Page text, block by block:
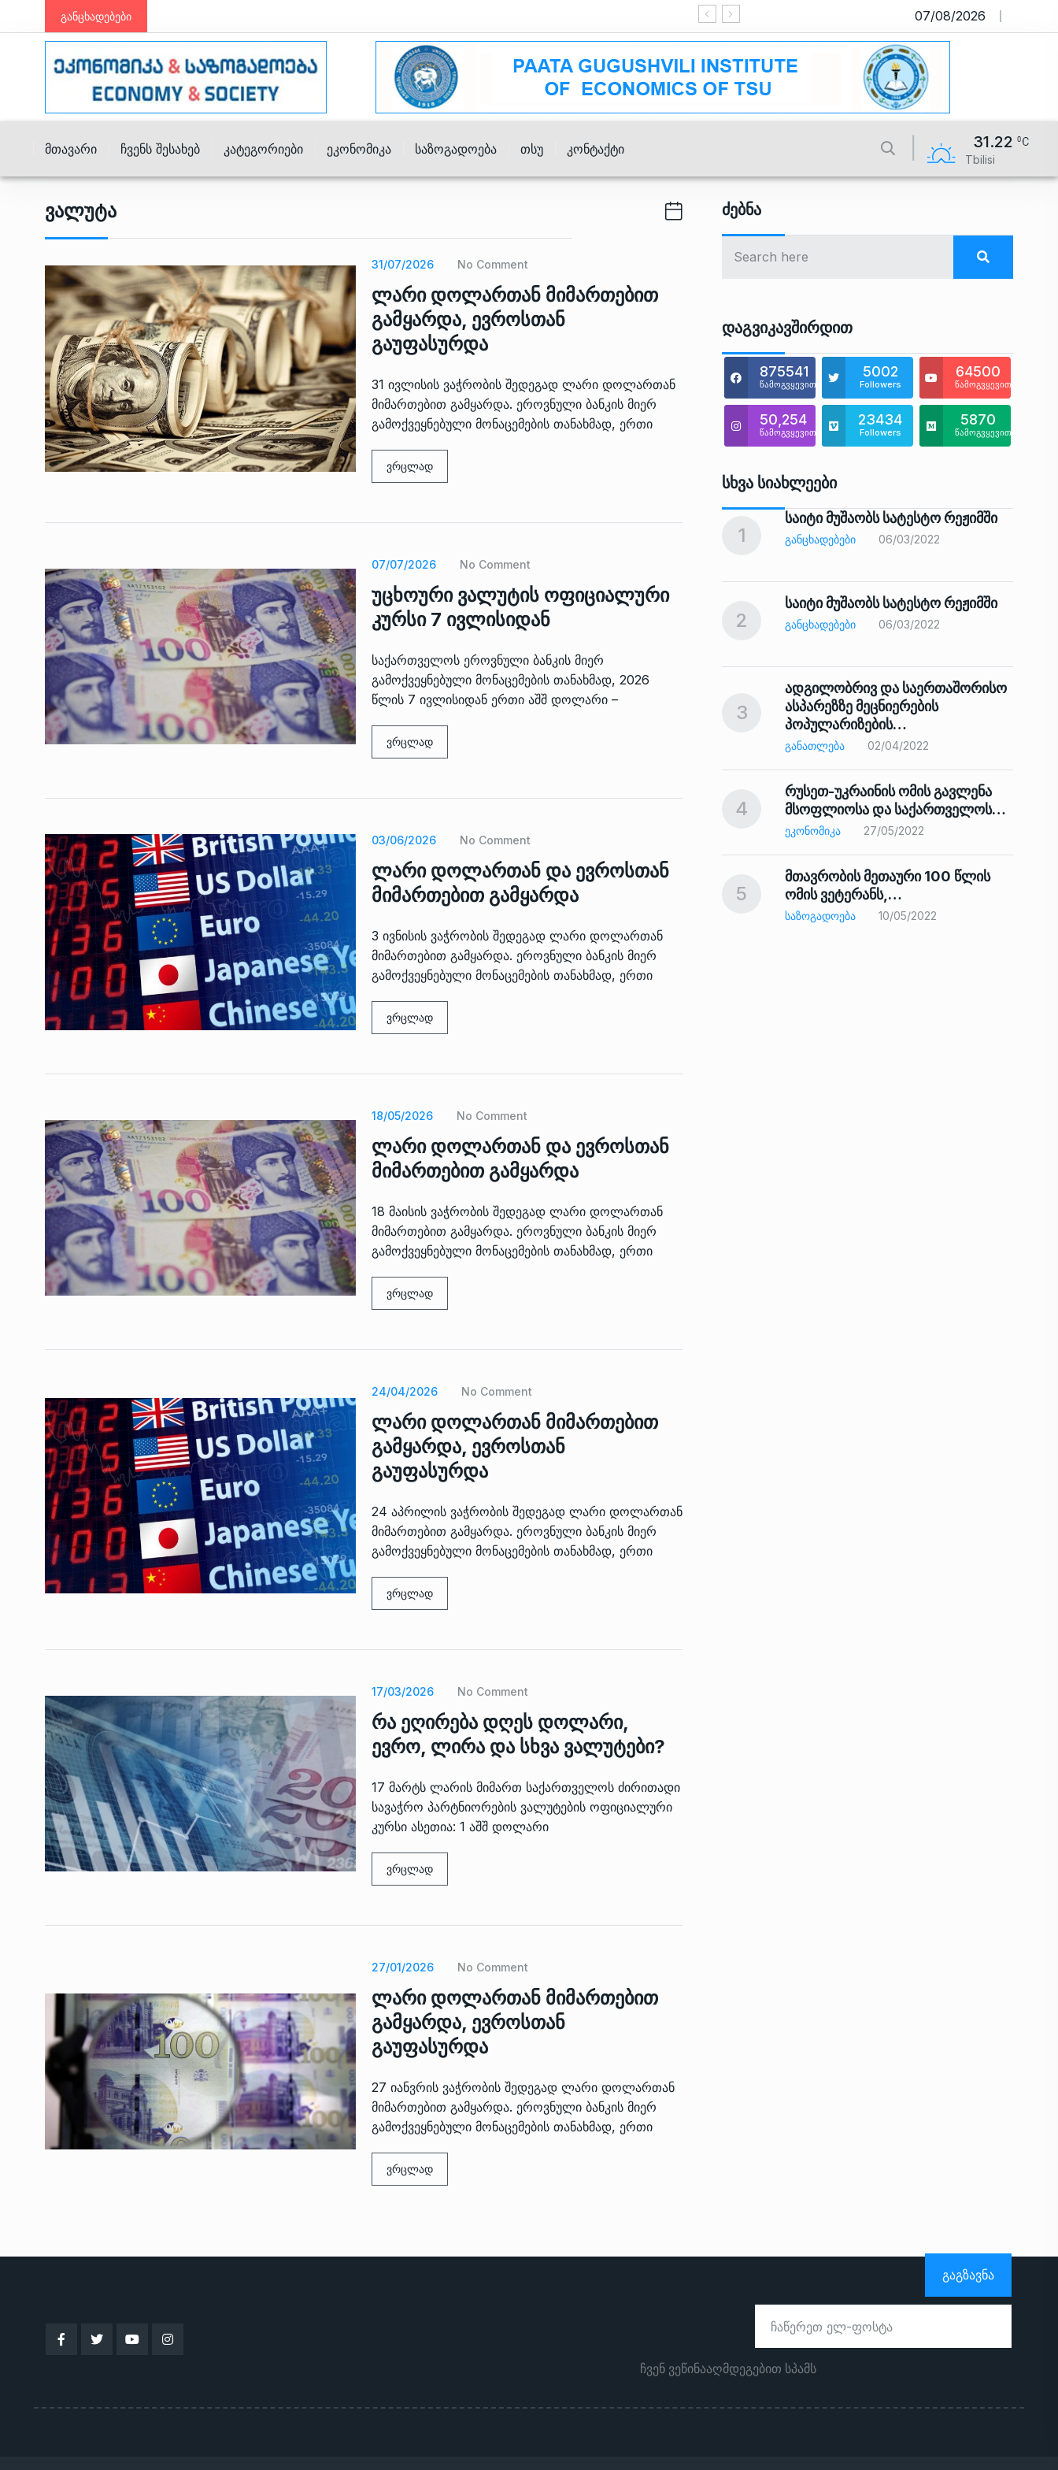
განცხადებები საიტი მუშაობს სატესტო რეჟიმში
07/08/2026
Მთავარი Ჩვენს Შესახებ Კატეგორიები Ეკონომიკა Საზოგადოება Თსუ Კონტაქტი 31.22
Tbilisi
Ვალუტა
31/07/2026 No Comment
ლარი დოლართან მიმართებით
გამყარდა, ევროსთან
გაუფასურდა
31 ივლისის ვაჭრობის შედეგად ლარი დოლართან
მიმართებით გამყარდა. ეროვნული ბანკის მიერ
გამოქვეყნებული მონაცემების თანახმად, ერთი
ვრცლად
07/07/2026 No Comment
უცხოური ვალუტის ოფიციალური
კურსი 7 ივლისიდან
საქართველოს ეროვნული ბანკის მიერ
გამოქვეყნებული მონაცემების თანახმად, 2026
წლის 7 ივლისიდან ერთი აშშ დოლარი –
ვრცლად
03/06/2026 No Comment
ლარი დოლართან და ევროსთან
მიმართებით გამყარდა
3 ივნისის ვაჭრობის შედეგად ლარი დოლართან
მიმართებით გამყარდა. ეროვნული ბანკის მიერ
გამოქვეყნებული მონაცემების თანახმად, ერთი
ვრცლად
18/05/2026 No Comment
ლარი დოლართან და ევროსთან
მიმართებით გამყარდა
18 მაისის ვაჭრობის შედეგად ლარი დოლართან
მიმართებით გამყარდა. ეროვნული ბანკის მიერ
გამოქვეყნებული მონაცემების თანახმად, ერთი
ვრცლად
24/04/2026 No Comment
ლარი დოლართან მიმართებით
გამყარდა, ევროსთან
გაუფასურდა
24 აპრილის ვაჭრობის შედეგად ლარი დოლართან
მიმართებით გამყარდა. ეროვნული ბანკის მიერ
გამოქვეყნებული მონაცემების თანახმად, ერთი
ვრცლად
17/03/2026 No Comment
რა ეღირება დღეს დოლარი,
ევრო, ლირა და სხვა ვალუტები?
17 მარტს ლარის მიმართ საქართველოს ძირითადი
სავაჭრო პარტნიორების ვალუტების ოფიციალური
კურსი ასეთია: 1 აშშ დოლარი
ვრცლად
27/01/2026 No Comment
ლარი დოლართან მიმართებით
გამყარდა, ევროსთან
გაუფასურდა
27 იანვრის ვაჭრობის შედეგად ლარი დოლართან
მიმართებით გამყარდა. ეროვნული ბანკის მიერ
გამოქვეყნებული მონაცემების თანახმად, ერთი
ვრცლად
Ძებნა
Დაგვიკავშირდით
875541
წამოგვყევით
5002
Followers
64500
წამოგვყევით
50,254
წამოგვყევით
23434
Followers
5870
წამოგვყევით
Სხვა Სიახლეები
გოგიტა თოდრაძე საქართველოს
სტატისტიკის ეროვნული
სამსახურის…
ᲔᲙᲝᲜᲝᲛᲘᲙᲐ 10/05/2022
8
საქართველოს რკინიგზის
გენერალურმა დირექტორმა შუა
დერეფნის…
9
ბალეტის…
ᲙᲣᲚᲢᲣᲠᲐ 13/05/2022
10
თბილისის ზაქარია ფალიაშვილის
სახელობის ოპერისა და
ბალეტის…
ᲙᲣᲚᲢᲣᲠᲐ 13/05/2022
12
აბაშის მუნიციპალიტეტი
13
მარაგი დღეისათვის გვაქვს
ᲒᲐᲜᲐᲗᲚᲔᲑᲐ
პრემიერ-მინისტრმა ირაკლი
რეაბილიტირებული ოზურგეთის…
ᲒᲐᲜᲐᲗᲚᲔᲑᲐ 15/05/2022
1
საიტი მუშაობს სატესტო რეჟიმში
ᲒᲐᲜᲪᲮᲐᲓᲔᲑᲔᲑᲘ 06/03/2022
2
საიტი მუშაობს სატესტო რეჟიმში
ᲒᲐᲜᲪᲮᲐᲓᲔᲑᲔᲑᲘ 06/03/2022
3
ადგილობრივ და საერთაშორისო
ასპარეზზე მეცნიერების
პოპულარიზების…
ᲒᲐᲜᲐᲗᲚᲔᲑᲐ 02/04/2022
4
რუსეთ-უკრაინის ომის გავლენა
მსოფლიოსა და საქართველოს…
ᲔᲙᲝᲜᲝᲛᲘᲙᲐ 27/05/2022
5
მთავრობის მეთაური 100 წლის
ომის ვეტერანს,…
ᲡᲐᲖᲝᲒᲐᲓᲝᲔᲑᲐ 10/05/2022
ᲒᲐᲒᲖᲐᲕᲜᲐ
ჩვენ ვეწინააღმდეგებით სპამს